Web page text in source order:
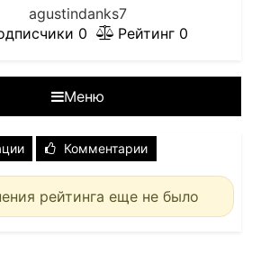
agustindanks7
0 Рейтинг 0
Меню
Комментарии
рейтинга еще не было